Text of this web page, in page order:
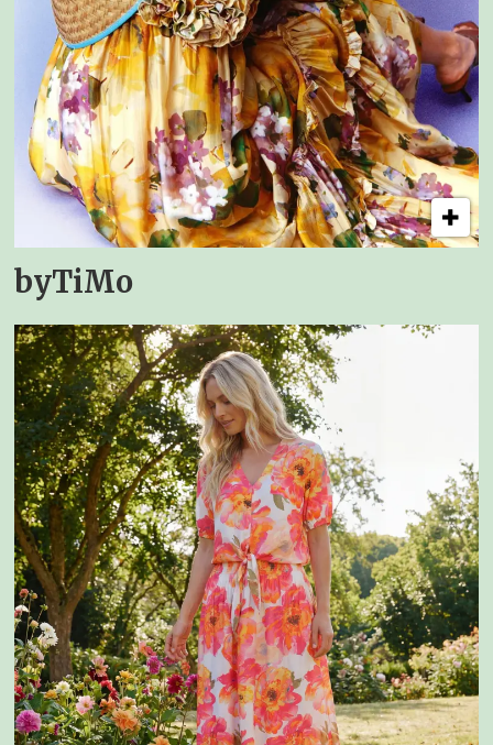
byTiMo